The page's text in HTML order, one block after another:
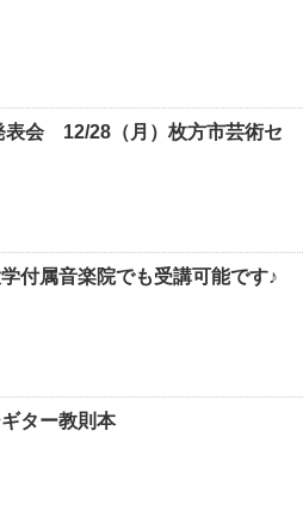
表会 12/28（月）枚方市芸術セ
付属音楽院でも受講可能です♪
ター教則本